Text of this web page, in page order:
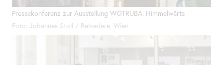
Pressekonferenz zur Ausstellung WOTRUBA. Himmelwärts
Foto: Johannes Stoll / Belvedere, Wien